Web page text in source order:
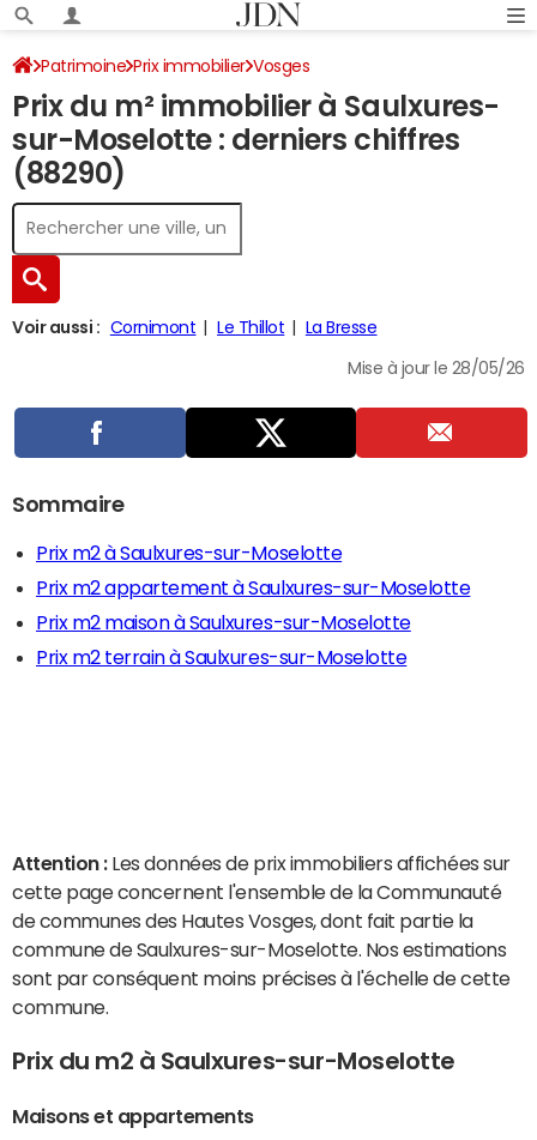
Patrimoine Prix immobilier Vosges
Saulxures-sur-Moselotte
Prix du m² immobilier à Saulxures-
sur-Moselotte : derniers chiffres
(88290)
Voir aussi : Cornimont Le Thillot La Bresse
Mise à jour le 28/05/26
Sommaire
Prix m2 à Saulxures-sur-Moselotte
Prix m2 appartement à Saulxures-sur-Moselotte
Prix m2 maison à Saulxures-sur-Moselotte
Prix m2 terrain à Saulxures-sur-Moselotte
Attention : Les données de prix immobiliers affichées sur
cette page concernent l'ensemble de la Communauté
de communes des Hautes Vosges, dont fait partie la
commune de Saulxures-sur-Moselotte. Nos estimations
sont par conséquent moins précises à l'échelle de cette
commune.
Prix du m2 à Saulxures-sur-Moselotte
Maisons et appartements